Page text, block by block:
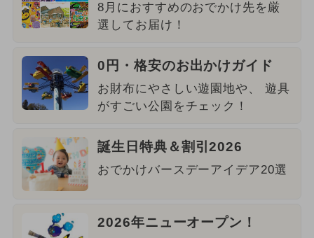
8月におすすめのおでかけ先を厳
選してお届け！
0円・格安のお出かけガイド
お財布にやさしい遊園地や、 遊具
がすごい公園をチェック！
誕生日特典＆割引2026
おでかけバースデーアイデア20選
2026年ニューオープン！